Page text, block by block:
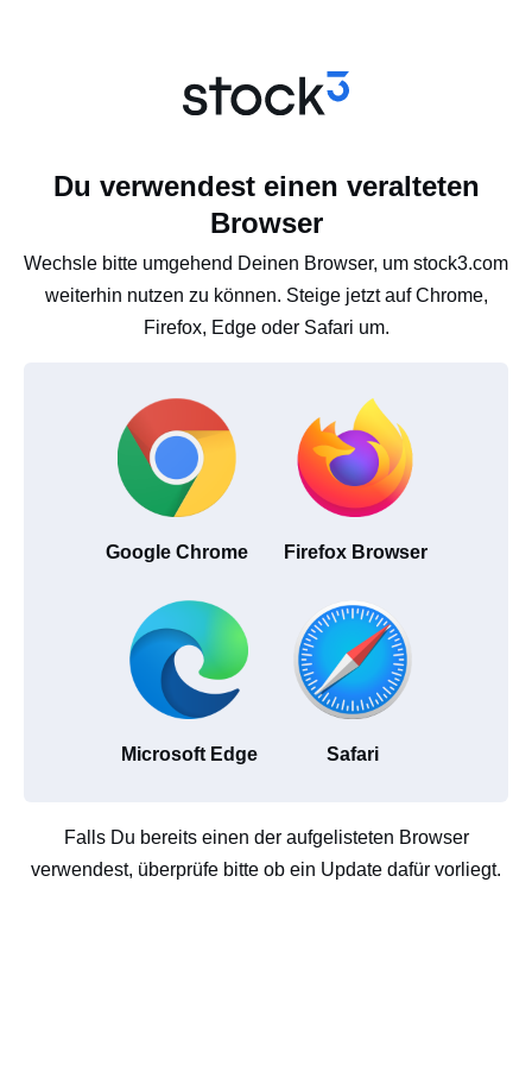
Du verwendest einen veralteten
Browser
Wechsle bitte umgehend Deinen Browser, um stock3.com
weiterhin nutzen zu können. Steige jetzt auf Chrome,
Firefox, Edge oder Safari um.
Google Chrome Firefox Browser
Microsoft Edge Safari
Falls Du bereits einen der aufgelisteten Browser
verwendest, überprüfe bitte ob ein Update dafür vorliegt.